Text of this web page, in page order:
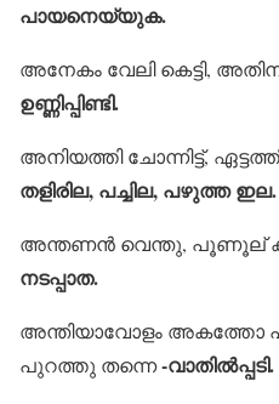
പായനെയ്യുക.
അനേകം വേലി കെട്ടി,
ഉണ്ണിപ്പിണ്ടി.
അനിയത്തി ചോന്നിട്ട്,
തളിരില, പച്ചില, പഴുത്ത ഇല.
അന്തണന്‍ വെന്തു, പൂണൂല്
നടപ്പാത.
അന്തിയാവോളം അകത്തോ
പുറത്തു തന്നെ-വാതില്‍പ്പടി.